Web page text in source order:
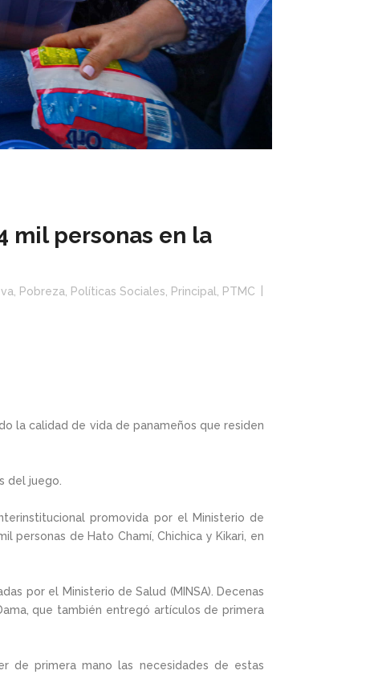
mil personas en la
, Pobreza, Políticas Sociales, Principal, PTMC
la calidad de vida de panameños que residen
del juego.
promovida por el Ministerio de
personas de Hato Chamí, Chichica y Kikari, en
por el Ministerio de Salud (MINSA). Decenas
que también entregó artículos de primera
de primera mano las necesidades de estas